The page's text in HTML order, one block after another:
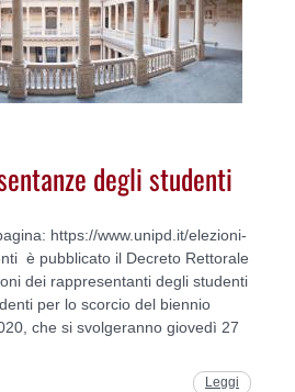
degli studenti
https://www.unipd.it/elezioni-
è pubblicato il Decreto Rettorale
dei rappresentanti degli studenti
per lo scorcio del biennio
che si svolgeranno giovedì 27
Leggi